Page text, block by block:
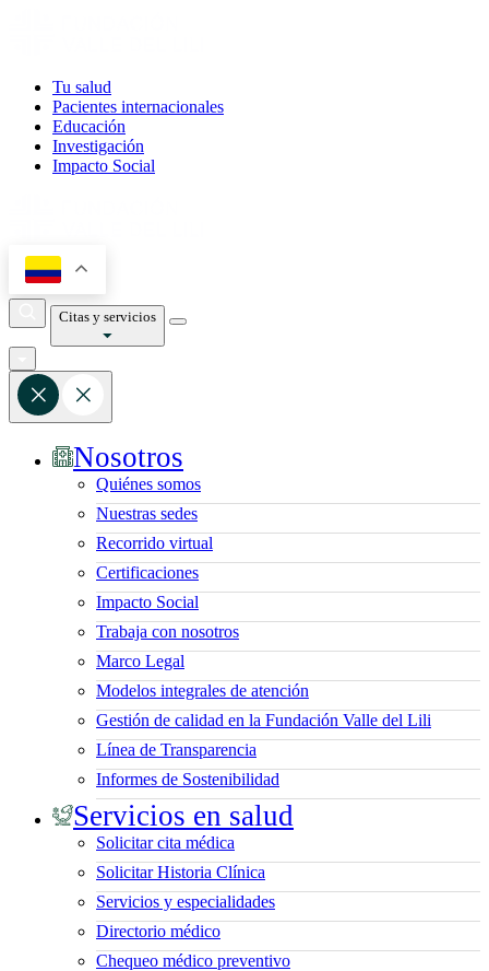
Tu salud
Pacientes internacionales
Educación
Investigación
Impacto Social
Citas y servicios
Nosotros
Quiénes somos
Nuestras sedes
Recorrido virtual
Certificaciones
Impacto Social
Trabaja con nosotros
Marco Legal
Modelos integrales de atención
Gestión de calidad en la Fundación Valle del Lili
Línea de Transparencia
Informes de Sostenibilidad
Servicios en salud
Solicitar cita médica
Solicitar Historia Clínica
Servicios y especialidades
Directorio médico
Chequeo médico preventivo